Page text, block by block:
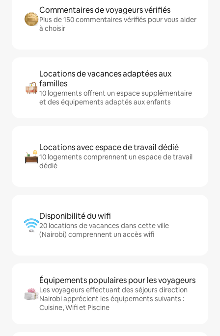
Commentaires de voyageurs vérifiés
Plus de 150 commentaires vérifiés pour vous aider
à choisir
Locations de vacances adaptées aux
familles
10 logements offrent un espace supplémentaire
et des équipements adaptés aux enfants
Locations avec espace de travail dédié
10 logements comprennent un espace de travail
dédié
Disponibilité du wifi
20 locations de vacances dans cette ville
(Nairobi) comprennent un accès wifi
Équipements populaires pour les voyageurs
Les voyageurs effectuant des séjours direction
Nairobi apprécient les équipements suivants :
Cuisine, Wifi et Piscine